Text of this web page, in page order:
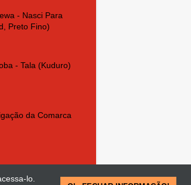
lo.
- Nasci Para
Preto Fino)
- Tala (Kuduro)
da Comarca